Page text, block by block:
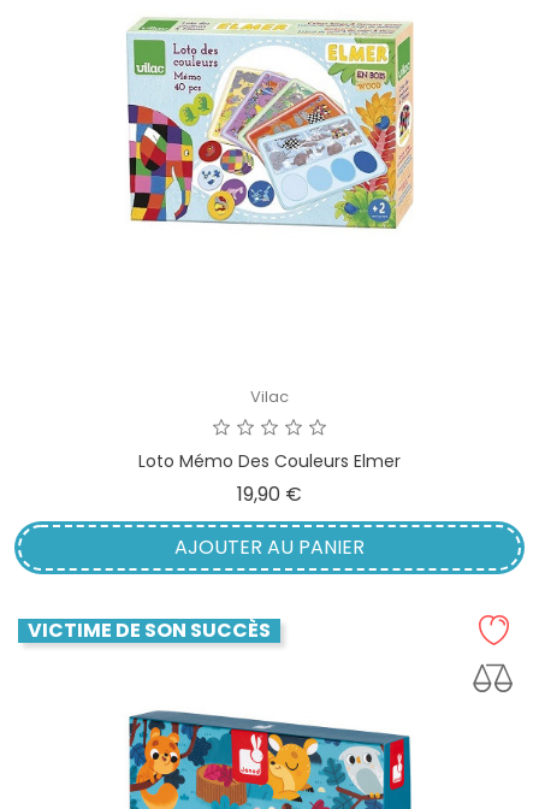
Vilac
Loto Mémo Des Couleurs Elmer
19,90 €
AJOUTER AU PANIER
VICTIME DE SON SUCCÈS